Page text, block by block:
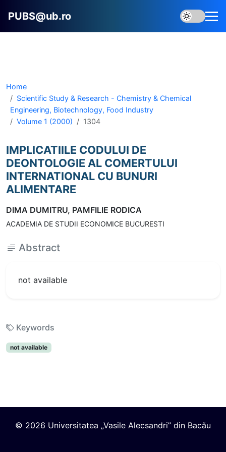
PUBS@ub.ro
Home
Scientific Study & Research - Chemistry & Chemical
Engineering, Biotechnology, Food Industry
Volume 1 (2000)
1304
IMPLICATIILE CODULUI DE
DEONTOLOGIE AL COMERTULUI
INTERNATIONAL CU BUNURI
ALIMENTARE
DIMA DUMITRU, PAMFILIE RODICA
ACADEMIA DE STUDII ECONOMICE BUCURESTI
Abstract
not available
Keywords
not available
© 2026 Universitatea „Vasile Alecsandri” din Bacău